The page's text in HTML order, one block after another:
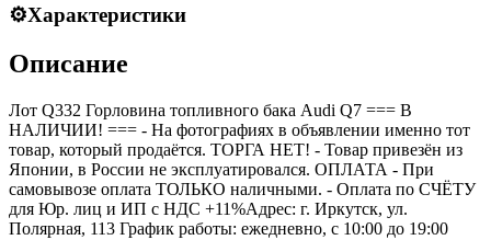
⚙️Характеристики
Описание
Лот Q332 Горловина топливного бака Audi Q7 === B
НАЛИЧИИ! === - На фотографиях в объявлении именно тот
товар, который продаётся. ТОРГА НЕТ! - Товар привезён из
Японии, в России не эксплуатировался. ОПЛАТА - При
самовывозе оплата ТОЛЬКО наличными. - Оплата по СЧЁТУ
для Юр. лиц и ИП с НДС +11%Адрес: г. Иркутск, ул.
Полярная, 113 График работы: ежедневно, с 10:00 до 19:00